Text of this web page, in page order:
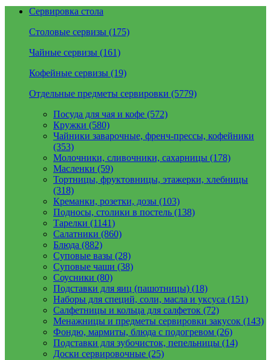
Сервировка стола
Столовые сервизы (175)
Чайные сервизы (161)
Кофейные сервизы (19)
Отдельные предметы сервировки (5779)
Посуда для чая и кофе (572)
Кружки (580)
Чайники заварочные, френч-прессы, кофейники
(353)
Молочники, сливочники, сахарницы (178)
Масленки (59)
Тортницы, фруктовницы, этажерки, хлебницы
(318)
Креманки, розетки, дозы (103)
Подносы, столики в постель (138)
Тарелки (1141)
Салатники (860)
Блюда (882)
Суповые вазы (28)
Суповые чаши (38)
Соусники (80)
Подставки для яиц (пашотницы) (18)
Наборы для специй, соли, масла и уксуса (151)
Салфетницы и кольца для салфеток (72)
Менажницы и предметы сервировки закусок (143)
Фондю, мармиты, блюда с подогревом (26)
Подставки для зубочисток, пепельницы (14)
Доски сервировочные (25)